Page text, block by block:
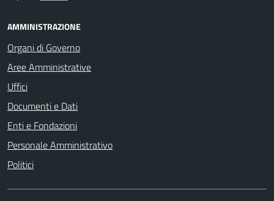
AMMINISTRAZIONE
Organi di Governo
Aree Amministrative
Uffici
Documenti e Dati
Enti e Fondazioni
Personale Amministrativo
Politici